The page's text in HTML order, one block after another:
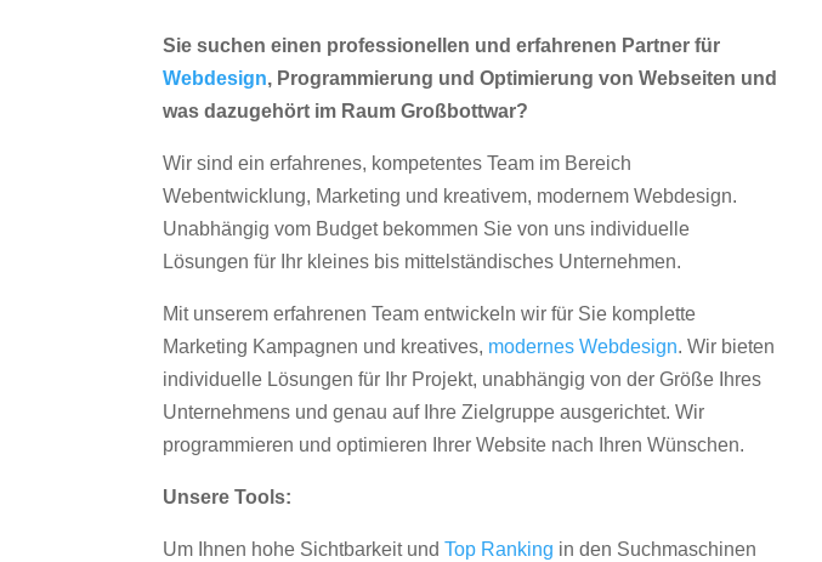
Sie suchen einen professionellen und erfahrenen Partner für
Webdesign, Programmierung und Optimierung von Webseiten und
was dazugehört im Raum Großbottwar?
Wir sind ein erfahrenes, kompetentes Team im Bereich
Webentwicklung, Marketing und kreativem, modernem Webdesign.
Unabhängig vom Budget bekommen Sie von uns individuelle
Lösungen für Ihr kleines bis mittelständisches Unternehmen.
Mit unserem erfahrenen Team entwickeln wir für Sie komplette
Marketing Kampagnen und kreatives, modernes Webdesign. Wir bieten
individuelle Lösungen für Ihr Projekt, unabhängig von der Größe Ihres
Unternehmens und genau auf Ihre Zielgruppe ausgerichtet. Wir
programmieren und optimieren Ihrer Website nach Ihren Wünschen.
Unsere Tools:
Um Ihnen hohe Sichtbarkeit undTop Ranking in den Suchmaschinen